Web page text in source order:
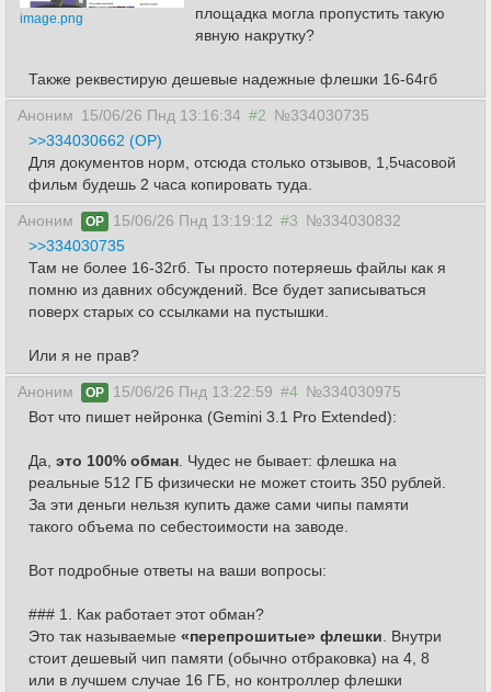
image.png
площадка могла пропустить такую
явную накрутку?
Также реквестирую дешевые надежные флешки 16-64гб
Аноним 15/06/26 Пнд 13:16:34 #2 №334030735
>>334030662 (OP)
Для документов норм, отсюда столько отзывов, 1,5часовой
фильм будешь 2 часа копировать туда.
Аноним OP 15/06/26 Пнд 13:19:12 #3 №334030832
>>334030735
Там не более 16-32гб. Ты просто потеряешь файлы как я
помню из давних обсуждений. Все будет записываться
поверх старых со ссылками на пустышки.
Или я не прав?
Аноним OP 15/06/26 Пнд 13:22:59 #4 №334030975
Вот что пишет нейронка (Gemini 3.1 Pro Extended):
Да, это 100% обман . Чудес не бывает: флешка на
реальные 512 ГБ физически не может стоить 350 рублей.
За эти деньги нельзя купить даже сами чипы памяти
такого объема по себестоимости на заводе.
Вот подробные ответы на ваши вопросы:
### 1. Как работает этот обман?
Это так называемые «перепрошитые» флешки . Внутри
стоит дешевый чип памяти (обычно отбраковка) на 4, 8
или в лучшем случае 16 ГБ, но контроллер флешки